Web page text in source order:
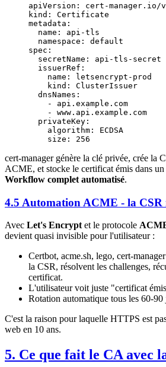
apiVersion : cert-manager.io/
kind : Certificate
metadata :
  name
: api-tls
  namespace
: default
spec :
  secretName
: api-tls-secret
  issuerRef
:
    name
:
letsencrypt-prod
    kind
: ClusterIssuer
  dnsNames
:
    -
api.example.com
    -
www.api.example.com
  privateKey
:
    algorithm
: ECDSA
    size
: 256
cert-manager génère la clé privée, crée la
ACME, et stocke le certificat émis dans un
Workflow complet automatisé.
4.5 Automation ACME - la CSR
Avec Let's Encrypt et le protocole
devient quasi invisible pour l'utilisateur :
Certbot, acme.sh, lego, cert-
la CSR, résolvent les challenges,
certificat.
L'utilisateur voit juste "certificat
Rotation automatique tous les 60-90
C'est la raison pour laquelle HTTPS est
web en 10 ans.
5. Ce que fait le CA avec